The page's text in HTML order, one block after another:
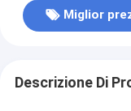
Miglior
Descrizione Di